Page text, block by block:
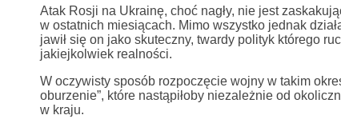
Atak Rosji na Ukrainę, choć nagły, nie jest
w ostatnich miesiącach. Mimo wszystko jednak
jawił się on jako skuteczny, twardy polityk którego
jakiejkolwiek realności.
W oczywisty sposób rozpoczęcie wojny w takim
oburzenie”, które nastąpiłoby niezależnie od
w kraju.